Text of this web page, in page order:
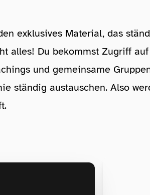
exklusives Material, das
alles! Du bekommst Zugriff
und gemeinsame
ständig austauschen. Also